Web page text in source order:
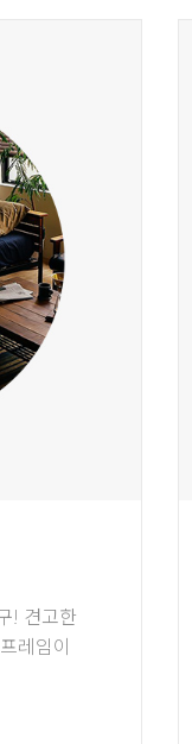
! 견고한
레임이